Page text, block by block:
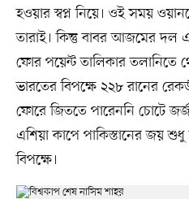
হওয়ার স্বপ্ন নিয়ে। ওই সময়
তারাই। কিন্তু বাবর আজমের দল
ফোর পয়েন্ট তালিকার
ভারতের বিপক্ষে ২২৮ রানের
ফোরে জিততে পারেননি চোটে
এশিয়া কাপে পাকিস্তানের জয়
বিপক্ষে।